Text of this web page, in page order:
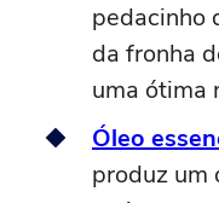
pedacinho
da fronha
uma ótima
Óleo
produz um